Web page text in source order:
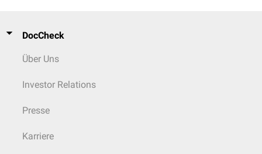
DocCheck
Über Uns
Investor Relations
Presse
Karriere